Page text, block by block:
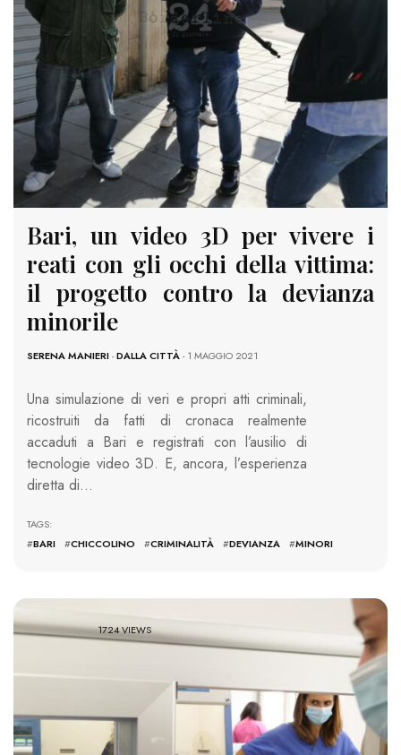
Bari, un video 3D per vivere i
reati con gli occhi della vittima:
il progetto contro la devianza
minorile
SERENA MANIERI-DALLA CITTÀ- 1 MAGGIO 2021
Una simulazione di veri e propri atti criminali,
ricostruiti da fatti di cronaca realmente
accaduti a Bari e registrati con l’ausilio di
tecnologie video 3D. E, ancora, l’esperienza
diretta di…
TAGS:
#BARI #CHICCOLINO #CRIMINALITÀ #DEVIANZA #MINORI
1724 VIEWS